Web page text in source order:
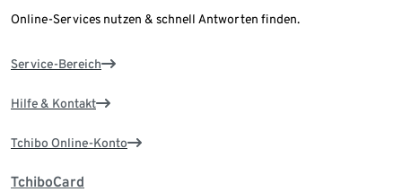
Online-Services nutzen & schnell Antworten finden.
Service-Bereich
Hilfe & Kontakt
Tchibo Online-Konto
TchiboCard